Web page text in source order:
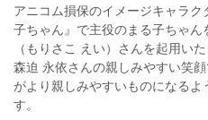
アニコム損保のイメージキャラ
子ちゃん』で主役のまる子ちゃ
（もりさこ えい）さんを起用いた
森迫 永依さんの親しみやすい笑
がより親しみやすいものになるよ
す。